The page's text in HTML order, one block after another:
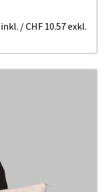
inkl. /CHF 10.57exkl.